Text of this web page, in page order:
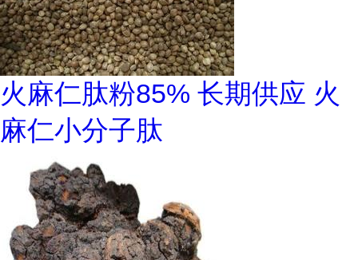
火麻仁肽粉85% 长期供应 火
麻仁小分子肽